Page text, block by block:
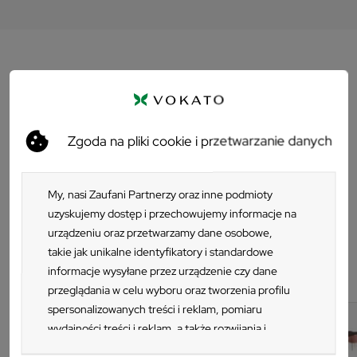
Zgoda na pliki cookie i przetwarzanie danych
My, nasi Zaufani Partnerzy oraz inne podmioty
uzyskujemy dostęp i przechowujemy informacje na
urządzeniu oraz przetwarzamy dane osobowe,
takie jak unikalne identyfikatory i standardowe
informacje wysyłane przez urządzenie czy dane
przeglądania w celu wyboru oraz tworzenia profilu
spersonalizowanych treści i reklam, pomiaru
wydajności treści i reklam, a także rozwijania i
Łatwy w użytkowaniu, funkcjonalny i stylowy. Blat z drewna
Kategorie z tym produktem